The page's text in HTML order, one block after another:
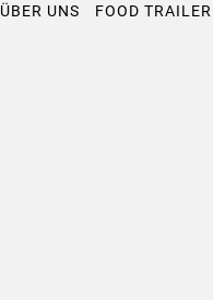
ÜBER UNS FOOD TRAILER